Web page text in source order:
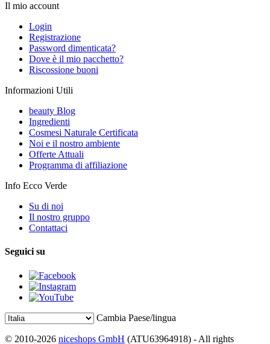
Il mio account
Login
Registrazione
Password dimenticata?
Dove è il mio pacchetto?
Riscossione buoni
Informazioni Utili
beauty Blog
Ingredienti
Cosmesi Naturale Certificata
Noi e il nostro ambiente
Offerte Attuali
Programma di affiliazione
Info Ecco Verde
Su di noi
Il nostro gruppo
Contattaci
Seguici su
Cambia Paese/lingua
© 2010-2026 niceshops GmbH (ATU63964918) - All rights